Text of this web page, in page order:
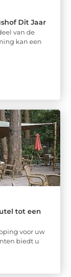
Dit Jaar
van de
kan een
tot een
voor uw
biedt u